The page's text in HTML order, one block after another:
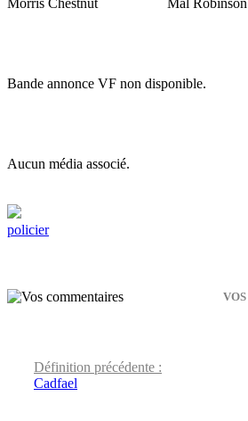
Bande annonce VF non disponible.
Aucun média associé.
policier
VOS
Définition précédente :
Cadfael